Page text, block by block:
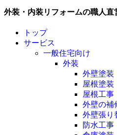
外装・内装リフォームの職人
トップ
サービス
一般住宅向け
外装
外壁塗装
屋根塗装
屋根工事
外壁の補
外壁張り
防水工事